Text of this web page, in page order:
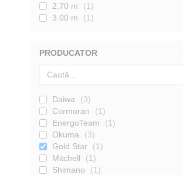
2.70 m
1
3.00 m
1
PRODUCATOR
Daiwa
3
Cormoran
1
EnergoTeam
1
Okuma
3
Gold Star
1
Mitchell
1
Shimano
1